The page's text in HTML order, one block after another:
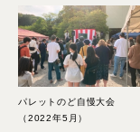
パレットのど自慢大会
（2022年5月）